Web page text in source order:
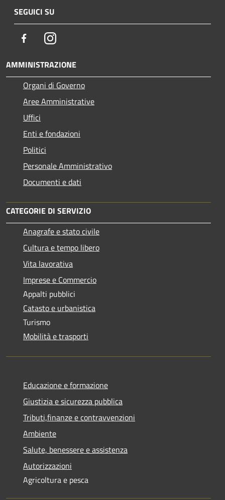
SEGUICI SU
FacebookInstagram
AMMINISTRAZIONE
Organi di Governo
Aree Amministrative
Uffici
Enti e fondazioni
Politici
Personale Amministrativo
Documenti e dati
CATEGORIE DI SERVIZIO
Anagrafe e stato civile
Cultura e tempo libero
Vita lavorativa
Imprese e Commercio
Appalti pubblici
Catasto e urbanistica
Turismo
Mobilità e trasporti
Educazione e formazione
Giustizia e sicurezza pubblica
Tributi,finanze e contravvenzioni
Ambiente
Salute, benessere e assistenza
Autorizzazioni
Agricoltura e pesca